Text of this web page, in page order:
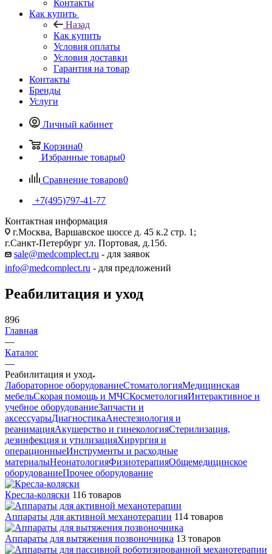
Контакты
Как купить
Назад
Как купить
Условия оплаты
Условия доставки
Гарантия на товар
Контакты
Бренды
Услуги
Личный кабинет
Корзина0
Избранные товары0
Сравнение товаров0
+7(495)797-41-77
Контактная информация
г.Москва, Варшавское шоссе д. 45 к.2 стр. 1;
г.Санкт-Петербург ул. Портовая, д.15б.
sale@medcomplect.ru - для заявок
info@medcomplect.ru - для предложений
Реабилитация и уход
896
Главная
—
Каталог
—
Реабилитация и уход
Лабораторное оборудованиеСтоматологияМедицинская
мебельСкорая помощь и МЧСКосметологияИнтерактивное и
учебное оборудованиеЗапчасти и
аксессуарыДиагностикаАнестезиология и
реанимацияАкушерство и гинекологияСтерилизация,
дезинфекция и утилизацияХирургия и
операционныеИнструменты и расходные
материалыНеонатологияФизиотерапияОбщемедицинское
оборудованиеПрочее оборудование
Кресла-коляски 116 товаров
Аппараты для активной механотерапии 114 товаров
Аппараты для вытяжения позвоночника 13 товаров